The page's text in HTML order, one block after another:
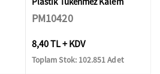
PM10420
8,40 TL + KDV
Toplam Stok: 102.851 Adet